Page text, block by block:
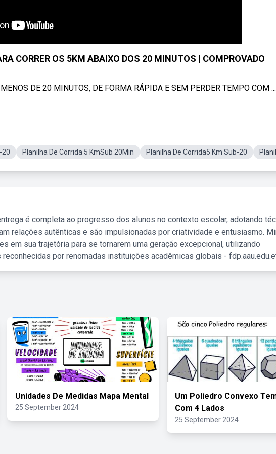
CORRER OS 5KM ABAIXO DOS 20 MINUTOS | COMPROVADO
DE 20 MINUTOS, DE FORMA RÁPIDA E SEM PERDER TEMPO COM ...
20 Planilha De Corrida 5 KmSub 20Min Planilha De Corrida5 Km Sub-20
é completa ao progresso dos alunos no contexto escolar, adotando
relações autênticas e são impulsionadas por criatividade e entusiasmo.
em sua trajetória para se tornarem uma geração excepcional, utilizando
por renomadas instituições acadêmicas globais -
Unidades De Medidas Mapa Mental
25 September 2024
Um Poliedro Convexo
Com 4 Lados
25 September 2024